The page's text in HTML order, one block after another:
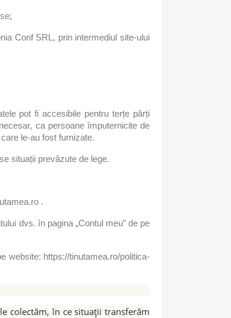
Conf SRL, prin intermediul site-ului
pot fi accesibile pentru terțe părți
ca persoane împuternicite de
le-au fost furnizate.
situații prevăzute de lege.
.
dvs. în pagina „Contul meu” de pe
website: https://tinutamea.ro/politica-
colectăm, în ce situații transferăm